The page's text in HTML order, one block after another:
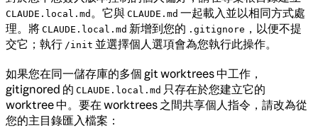
CLAUDE.local.md 。它與 CLAUDE.md 一起載入並以相同方式處
理。將 CLAUDE.local.md 新增到您的 .gitignore ，以便不提
交它；執行 /init 並選擇個人選項會為您執行此操作。
如果您在同一儲存庫的多個 git worktrees 中工作，
gitignored 的 CLAUDE.local.md 只存在於您建立它的
worktree 中。要在 worktrees 之間共享個人指令，請改為從
您的主目錄匯入檔案：